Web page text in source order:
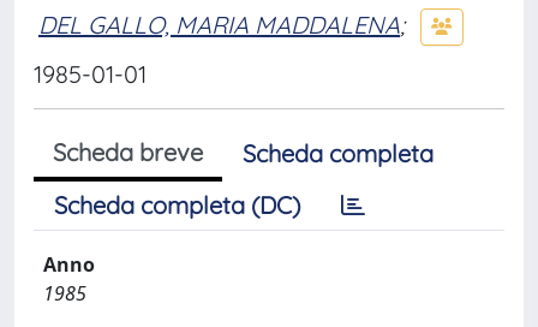
DEL GALLO, MARIA MADDALENA;
1985-01-01
Scheda breve
Scheda completa
Scheda completa (DC)
Anno
1985